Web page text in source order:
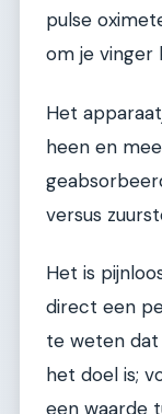
pulse
om je vinger
Het
heen en
versus
Het is
direct een
te weten dat
het doel is;
een waarde